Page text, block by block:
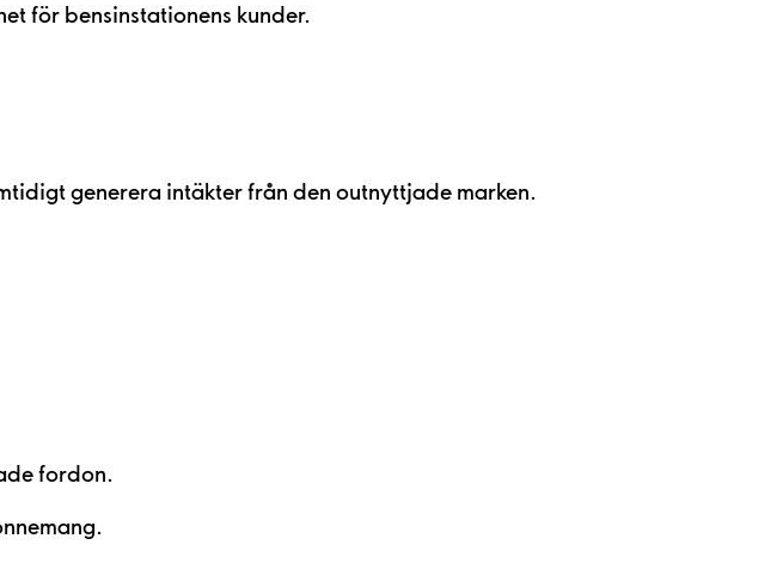
för bensinstationens kunder.
generera intäkter från den outnyttjade marken.
fordon.